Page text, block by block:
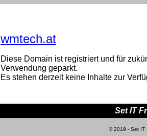
wmtech.at
Diese Domain ist registriert und für
Verwendung geparkt.
Es stehen derzeit keine Inhalte zur
Set IT
© 2019 - Set IT